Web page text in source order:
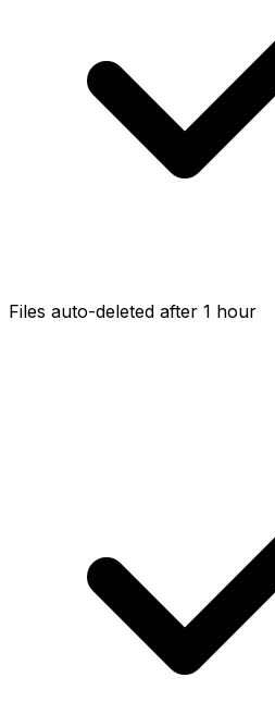
Files auto-deleted after 1 hour